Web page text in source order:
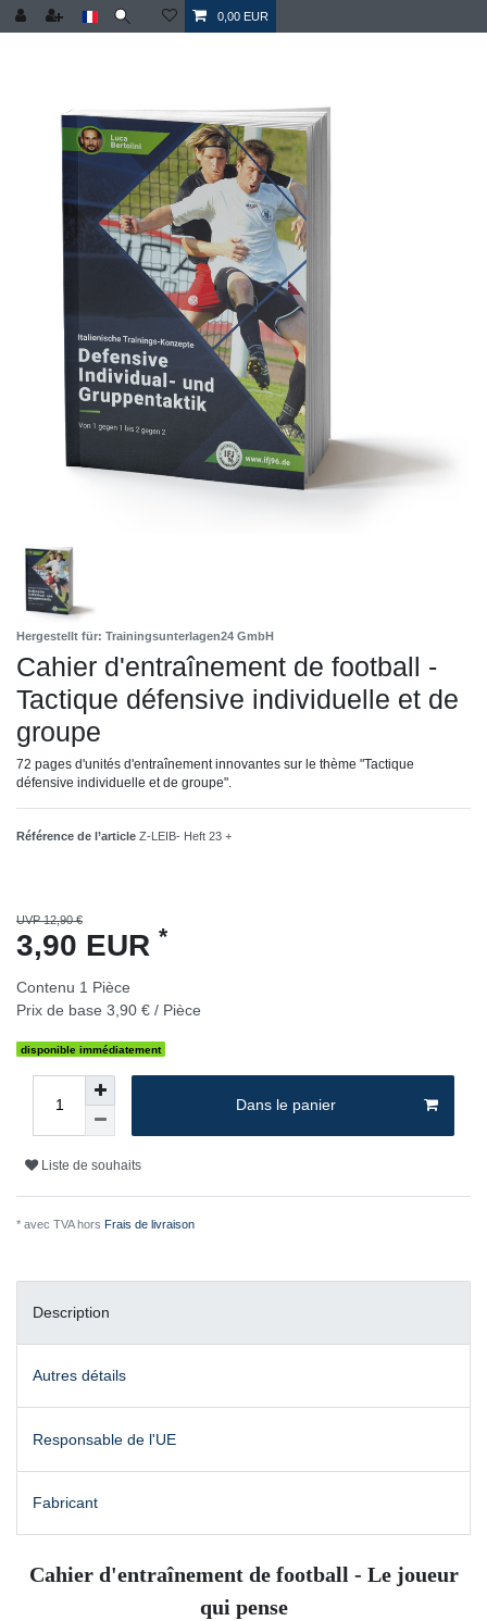
0,00 EUR
Hergestellt für: Trainingsunterlagen24 GmbH
Cahier d'entraînement de football -
Tactique défensive individuelle et de
groupe
72 pages d'unités d'entraînement innovantes sur le thème "Tactique
défensive individuelle et de groupe".
Référence de l’article Z-LEIB- Heft 23 +
UVP 12,90 €
3,90 EUR *
Contenu 1 Pièce
Prix de base 3,90 € / Pièce
disponible immédiatement
Dans le panier
Liste de souhaits
* avec TVA hors Frais de livraison
Description
Autres détails
Responsable de l'UE
Fabricant
Cahier d'entraînement de football - Le joueur
qui pense